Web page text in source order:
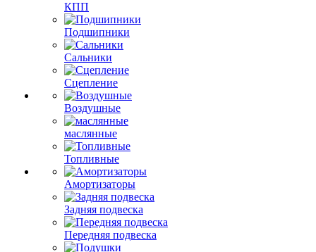
КПП
Подшипники
Сальники
Сцепление
Воздушные
маслянные
Топливные
Амортизаторы
Задняя подвеска
Передняя подвеска